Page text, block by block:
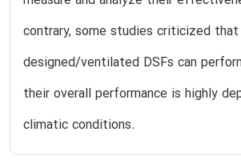
contrary, some studies criticized
designed/ventilated DSFs can
their overall performance is highly
climatic conditions.